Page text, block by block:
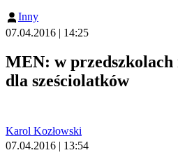
Inny
07.04.2016 | 14:25
MEN: w przedszkolach
dla sześciolatków
Karol Kozłowski
07.04.2016 | 13:54